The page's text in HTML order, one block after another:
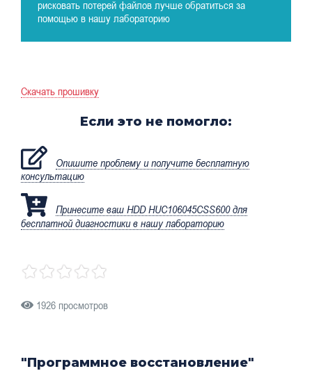
рисковать потерей файлов лучше обратиться за
помощью в нашу лабораторию
Скачать прошивку
Если это не помогло:
Опишите проблему и получите бесплатную
консультацию
Принесите ваш HDD HUC106045CSS600 для
бесплатной диагностики в нашу лабораторию
1926 просмотров
"Программное восстановление"